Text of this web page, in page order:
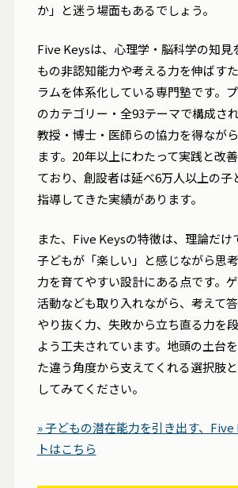
か」と迷う場面もあるでしょう。
Five Keysは、心理学・脳科学の知見
もの非認知能力や考える力を伸ばす
ラムを体系化している専門塾です。
のカテゴリー・全93テーマで構成さ
教授・博士・医師らの協力を得なが
ます。20年以上にわたって実践と改
ており、創設者は延べ6万人以上の子
指導してきた実績があります。
また、Five Keysの特徴は、理論だけ
子どもが「楽しい」と感じながら思
力を育てやすい設計にある点です。
活動なども取り入れながら、考えて答
やり抜く力、失敗から立ち直る力を
よう工夫されています。地頭の土台
た違う角度から支えてくれる選択肢
してみてください。
» 子どもの潜在能力を引き出す、Five
トはこちら